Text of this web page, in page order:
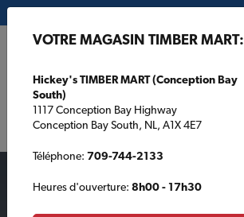
VOTRE MAGASIN TIMBER MART:
Hickey's TIMBER MART (Conception Bay
South)
1117 Conception Bay Highway
Conception Bay South, NL, A1X 4E7
Téléphone: 709-744-2133
Heures d'ouverture: 8h00 - 17h30